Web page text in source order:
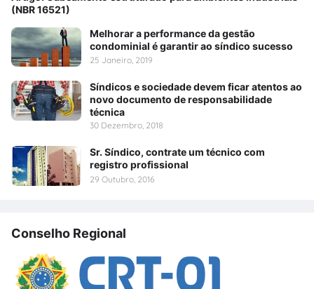
(NBR 16521)
Melhorar a performance da gestão
condominial é garantir ao síndico sucesso
25 Janeiro, 2019
Síndicos e sociedade devem ficar atentos ao
novo documento de responsabilidade
técnica
30 Dezembro, 2018
Sr. Síndico, contrate um técnico com
registro profissional
29 Outubro, 2016
Conselho Regional